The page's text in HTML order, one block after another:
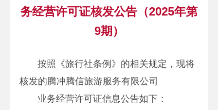
务经营许可证核发公告（2025年第
9期）
按照《旅行社条例》的相关规定，现将
核发的腾冲腾信旅游服务有限公司
业务经营许可证信息公告如下：